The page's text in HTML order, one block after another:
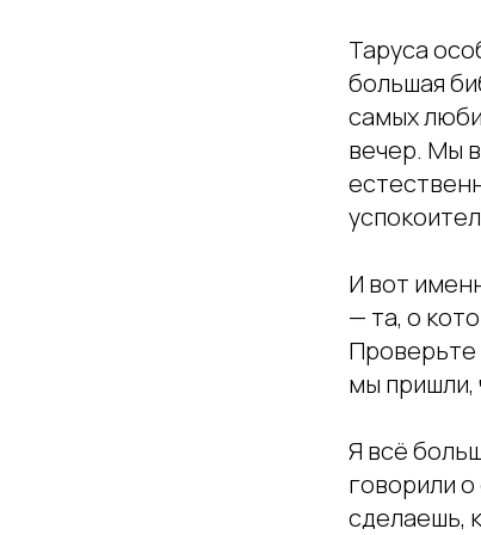
Таруса
большая
самых
вечер. Мы
И вот
— та, о
Проверьте
мы пришли,
Я всё
говорили
сделаешь,